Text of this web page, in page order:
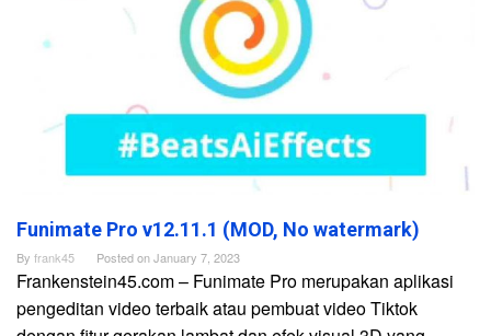
Funimate Pro v12.11.1 (MOD, No watermark)
By frank45 Posted onJanuary 7, 2023
Frankenstein45.com – Funimate Pro merupakan aplikasi
pengeditan video terbaik atau pembuat video Tiktok